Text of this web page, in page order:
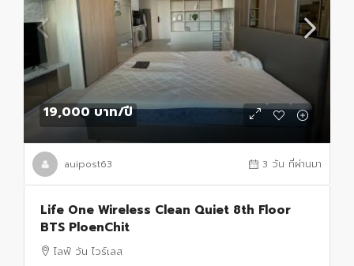
19,000 บาท/ปี
auipost63 3 วัน ที่ผ่านมา
Life One Wireless Clean Quiet 8th Floor
BTS PloenChit
ไลฟ์ วัน ไวร์เลส